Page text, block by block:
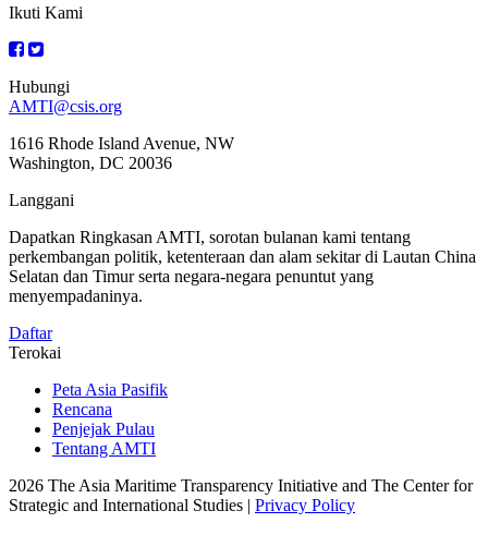
Ikuti Kami
Hubungi
AMTI@csis.org
1616 Rhode Island Avenue, NW
Washington, DC 20036
Langgani
Dapatkan Ringkasan AMTI, sorotan bulanan kami tentang
perkembangan politik, ketenteraan dan alam sekitar di Lautan China
Selatan dan Timur serta negara-negara penuntut yang
menyempadaninya.
Daftar
Terokai
Peta Asia Pasifik
Rencana
Penjejak Pulau
Tentang AMTI
2026 The Asia Maritime Transparency Initiative and The Center for
Strategic and International Studies | Privacy Policy